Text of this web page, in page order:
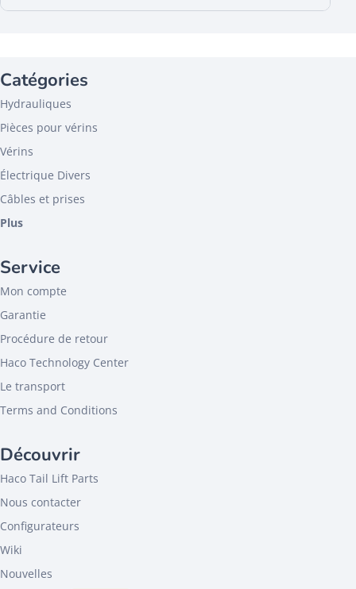
Catégories
Hydrauliques
Pièces pour vérins
Vérins
Électrique Divers
Câbles et prises
Plus
Service
Mon compte
Garantie
Procédure de retour
Haco Technology Center
Le transport
Terms and Conditions
Découvrir
Haco Tail Lift Parts
Nous contacter
Configurateurs
Wiki
Nouvelles